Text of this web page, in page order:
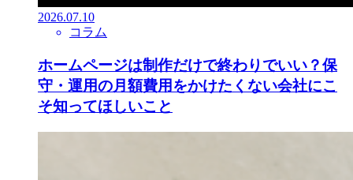
2026.07.10
コラム
ホームページは制作だけで終わりでいい？保
守・運用の月額費用をかけたくない会社にこ
そ知ってほしいこと